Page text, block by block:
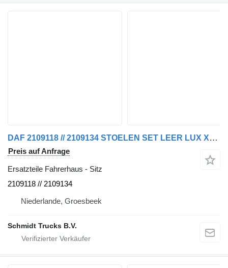
DAF 2109118 // 2109134 STOELEN SET LEER LUX XF 480 Sitz für LKW
Preis auf Anfrage
Ersatzteile Fahrerhaus - Sitz
2109118 // 2109134
Niederlande, Groesbeek
Schmidt Trucks B.V.